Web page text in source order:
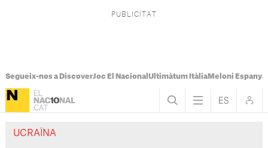
Segueix-nos a DiscoverJoc El Nacional Ultimàtum ItàliaMeloni Espanya
UCRAÏNA